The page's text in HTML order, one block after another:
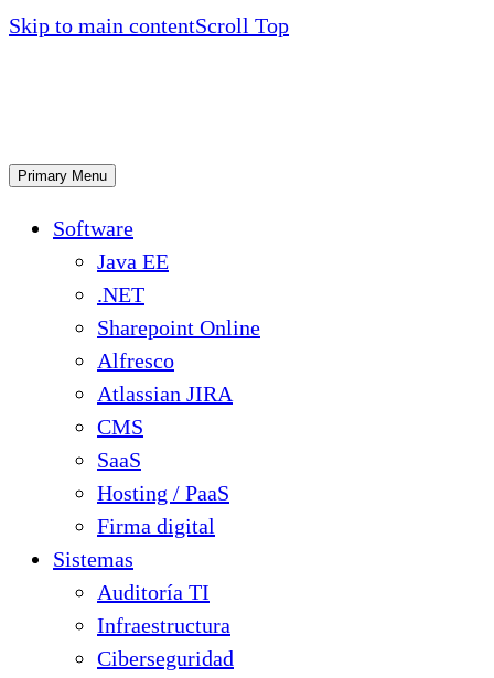
Skip to main contentScroll Top
Primary Menu
Software
Java EE
.NET
Sharepoint Online
Alfresco
Atlassian JIRA
CMS
SaaS
Hosting / PaaS
Firma digital
Sistemas
Auditoría TI
Infraestructura
Ciberseguridad